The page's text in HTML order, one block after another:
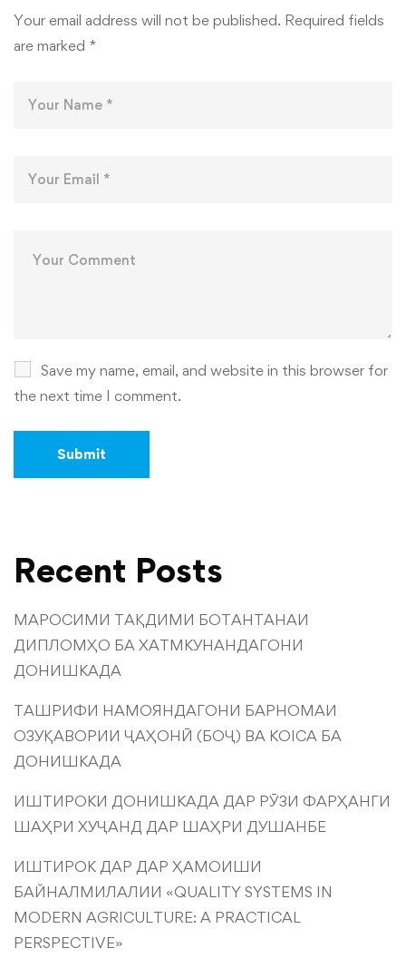
Your email address will not be published. Required fields
are marked *
Save my name, email, and website in this browser for
the next time I comment.
Recent Posts
МАРОСИМИ ТАҚДИМИ БОТАНТАНАИ
ДИПЛОМҲО БА ХАТМКУНАНДАГОНИ
ДОНИШКАДА
ТАШРИФИ НАМОЯНДАГОНИ БАРНОМАИ
ОЗУҚАВОРИИ ҶАҲОНӢ (БОҶ) ВА KOICA БА
ДОНИШКАДА
ИШТИРОКИ ДОНИШКАДА ДАР РӮЗИ ФАРҲАНГИ
ШАҲРИ ХУҶАНД ДАР ШАҲРИ ДУШАНБЕ
ИШТИРОК ДАР ДАР ҲАМОИШИ
БАЙНАЛМИЛАЛИИ «QUALITY SYSTEMS IN
MODERN AGRICULTURE: A PRACTICAL
PERSPECTIVE»